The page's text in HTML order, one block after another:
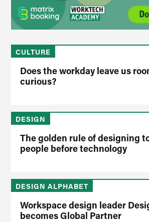
CULTURE
Does the workday leave us
curious?
DESIGN
The golden rule of designing
people before technology
DESIGN ALPHABET
Workspace design leader
becomes Global Partner